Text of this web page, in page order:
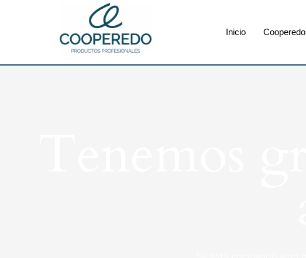
Inicio Cooperedo